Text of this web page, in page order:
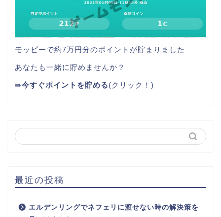
モッピーで約7万円分のポイントが貯まりました
あなたも一緒に貯めませんか？
⇛今すぐポイントを貯める(クリック！)
最近の投稿
エルデンリングでネフェリに渡せない時の解決策を